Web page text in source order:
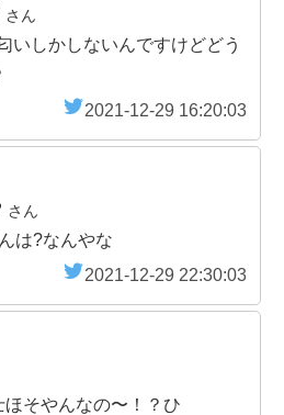
さん
しかしないんですけどどう
2021-12-29 16:20:03
さん
は?なんやな
2021-12-29 22:30:03
そやんなの〜！？ひ